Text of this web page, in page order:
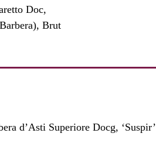
Doc,
Brut
d’Asti Superiore Docg, ‘Suspir’